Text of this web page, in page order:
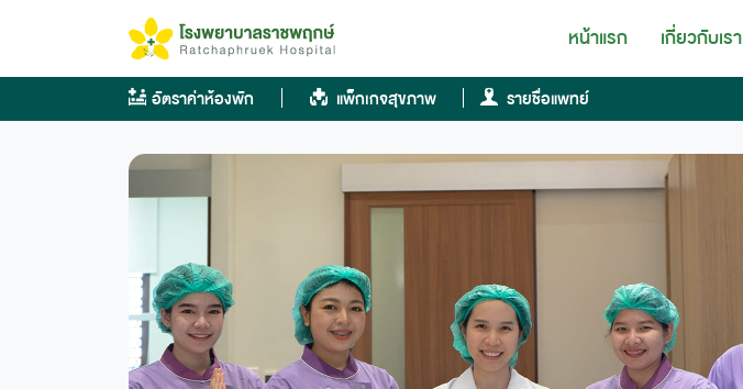
content
หน้าแรก เกี่ยวกับเรา
อัตราค่าห้องพัก แพ็กเกจสุขภาพ รายชื่อแพทย์